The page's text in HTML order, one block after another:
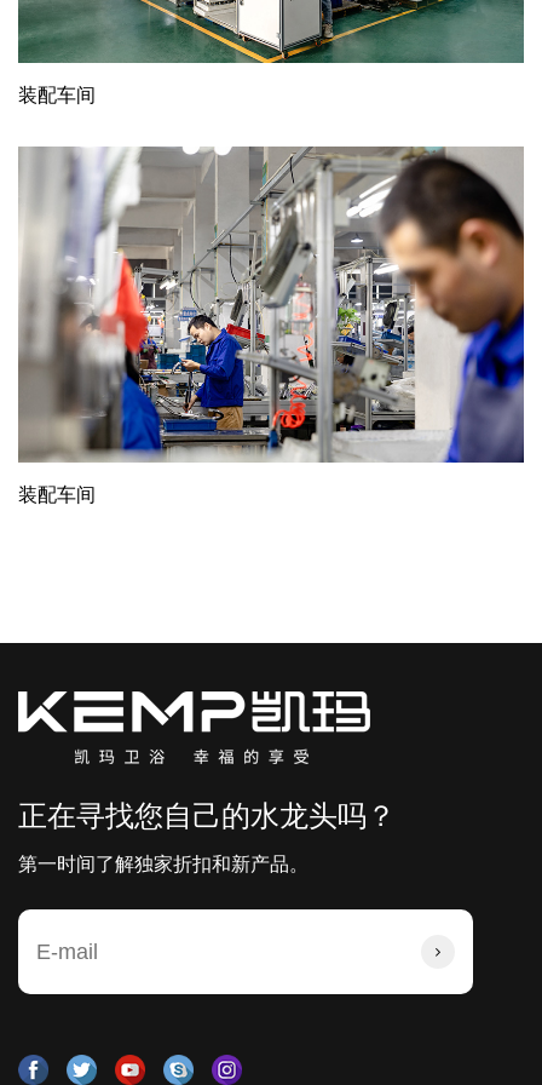
装配车间
装配车间
正在寻找您自己的水龙头吗？
第一时间了解独家折扣和新产品。